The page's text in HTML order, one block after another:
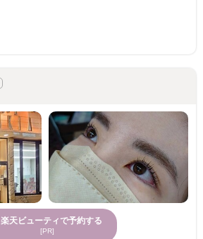
楽天ビューティで予約する
[PR]